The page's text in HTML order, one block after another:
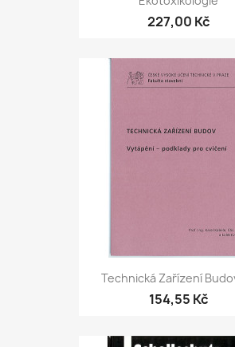
227,00 Kč
Technická Zařízení
154,55 Kč